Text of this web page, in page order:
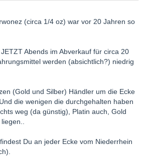
(circa 1/4 oz) war vor 20 Jahren so
Abends im Abverkauf für circa 20
werden (absichtlich?) niedrig
(Gold und Silber) Händler um die Ecke
die wenigen die durchgehalten haben
weg (da günstig), Platin auch, Gold
Du an jeder Ecke vom Niederrhein